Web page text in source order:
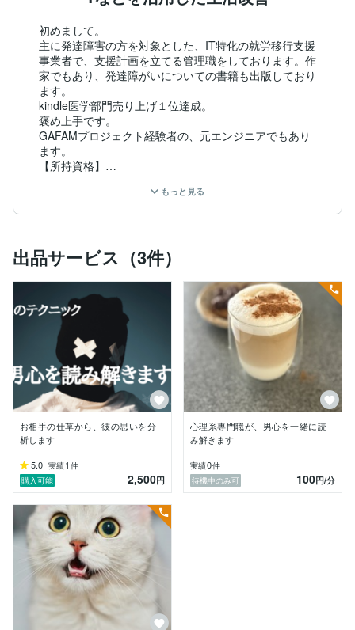
初めまして。
主に発達障害の方を対象とした、IT特化の就労移行支援
事業者で、支援計画を立てる管理職をしております。作
家でもあり、発達障がいについての書籍も出版しており
ます。
kindle医学部門売り上げ１位達成。
褒め上手です。
GAFAMプロジェクト経験者の、元エンジニアでもあり
ます。
【所持資格】
ITパスポート
国際タクシードライバー
もっと見る
出品サービス（3件）
お相手の仕草から、彼の思いを分
析します
5.0 実績1 件
購入可能
2,500円
心理系専門職が、男心を一緒に読
み解きます
実績0件
待機中のみ可
100円/分